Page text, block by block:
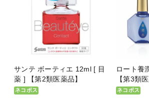
サンテ ボーティエ 12ml [ 目
薬 ] 【第2類医薬品】
ネコポス
ロート養
【第3類
ネコポス